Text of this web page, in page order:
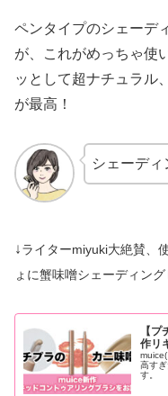
ペンタイプのシェーデ
が、これがめっちゃ
ッとして超ナチュラル
が最高！
シェーディ
↓ライターmiyuki大絶賛、
ょに蟹味噌シェーディング
【
作リ
高す
す。